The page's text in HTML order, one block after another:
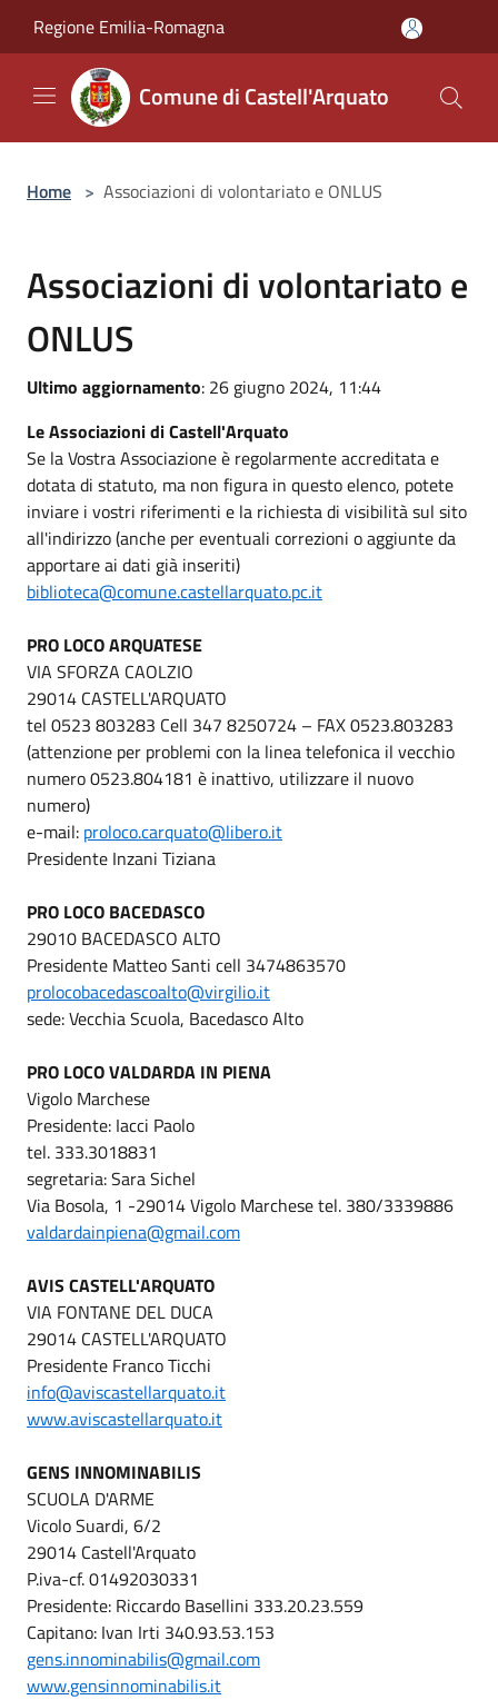
Regione Emilia-Romagna
Comune di Castell'Arquato
Home > Associazioni di volontariato e ONLUS
Associazioni di volontariato e
ONLUS
Ultimo aggiornamento: 26 giugno 2024, 11:44
Le Associazioni di Castell'Arquato
Se la Vostra Associazione è regolarmente accreditata e
dotata di statuto, ma non figura in questo elenco, potete
inviare i vostri riferimenti e la richiesta di visibilità sul sito
all'indirizzo (anche per eventuali correzioni o aggiunte da
apportare ai dati già inseriti)
biblioteca@comune.castellarquato.pc.it
PRO LOCO ARQUATESE
VIA SFORZA CAOLZIO
29014 CASTELL'ARQUATO
tel 0523 803283 Cell 347 8250724 – FAX 0523.803283
(attenzione per problemi con la linea telefonica il vecchio
numero 0523.804181 è inattivo, utilizzare il nuovo
numero)
e-mail: proloco.carquato@libero.it
Presidente Inzani Tiziana
PRO LOCO BACEDASCO
29010 BACEDASCO ALTO
Presidente Matteo Santi cell 3474863570
prolocobacedascoalto@virgilio.it
sede: Vecchia Scuola, Bacedasco Alto
PRO LOCO VALDARDA IN PIENA
Vigolo Marchese
Presidente: Iacci Paolo
tel. 333.3018831
segretaria: Sara Sichel
Via Bosola, 1 -29014 Vigolo Marchese tel. 380/3339886
valdardainpiena@gmail.com
AVIS CASTELL'ARQUATO
VIA FONTANE DEL DUCA
29014 CASTELL'ARQUATO
Presidente Franco Ticchi
info@aviscastellarquato.it
www.aviscastellarquato.it
GENS INNOMINABILIS
SCUOLA D'ARME
Vicolo Suardi, 6/2
29014 Castell'Arquato
P.iva-cf. 01492030331
Presidente: Riccardo Basellini 333.20.23.559
Capitano: Ivan Irti 340.93.53.153
gens.innominabilis@gmail.com
www.gensinnominabilis.it